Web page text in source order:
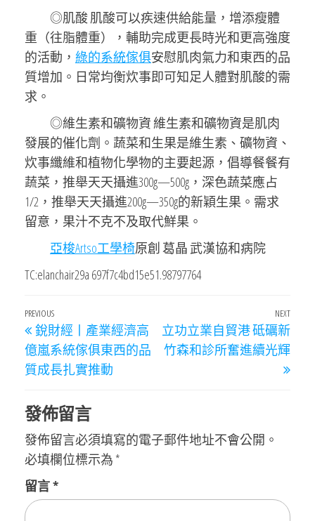
◎肌酸 肌酸可以疾速供給能量，增添瘦體
重（往脂體重），輔助完成更長時光和更高強度
的活動， 綠的系統傢俱安慰肌肉氣力和東西的品
質增加。日常均衡炊事即可知足人體對肌酸的需
求。
◎維生素和礦物資 維生素和礦物資是肌肉
發展的催化劑。蔬菜和生果是維生素、礦物資、
炊事纖維和植物化學物的主要起源，倡導餐餐有
蔬菜，推舉天天攝進300g—500g，深色蔬菜應占
1/2，推舉天天攝進200g—350g的新穎生果。需求
留意，果汁不克不及取代鮮果。
亞梭Artso工學椅原創 葛晶 武漢協和病院
TC:elanchair29a 697f7c4bd15e51.98797764
文
章
導
Previous
Post
PREVIOUS
銳財經丨產業經濟高
億嵐系統傢俱東西的品
質成長扎實推動
Next
Post
NEXT
立功立業自貿港 砥礪新
竹森和診所奮進續光輝
發佈留言
發佈留言必須填寫的電子郵件地址不會公開。
必填欄位標示為 *
留言*